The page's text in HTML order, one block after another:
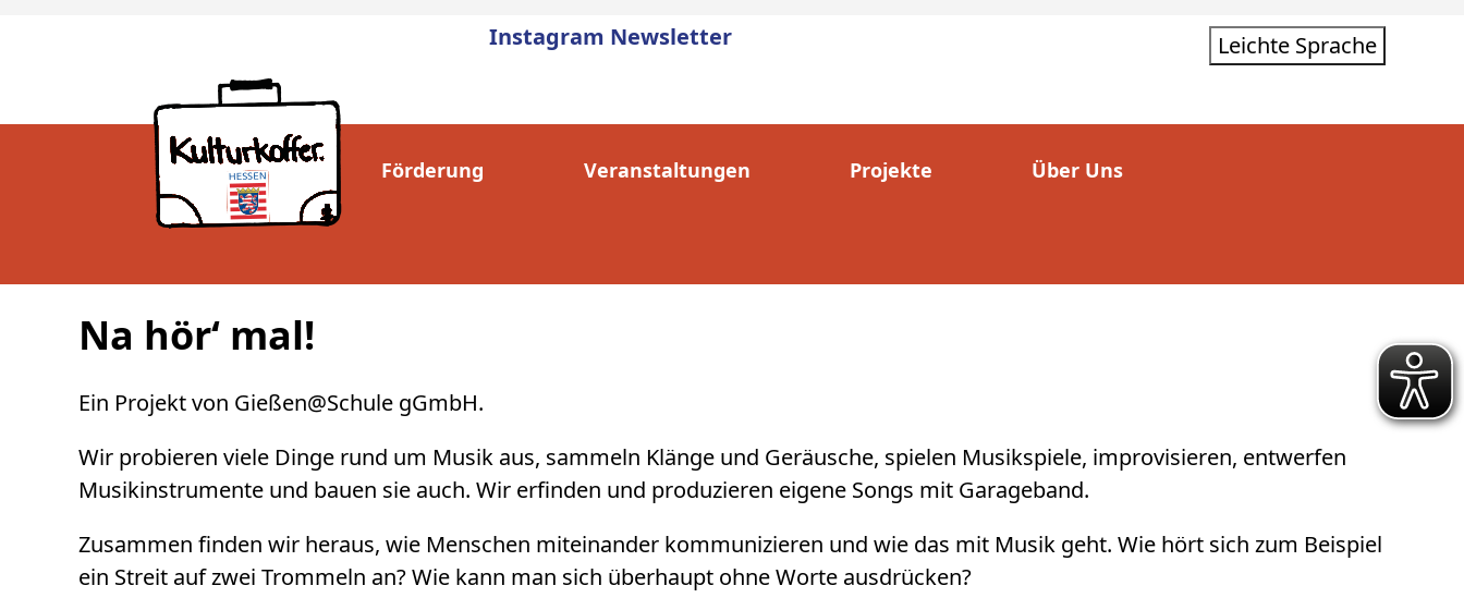
Instagram Newsletter Leichte Sprache
Förderung Veranstaltungen Projekte Über Uns
Na hör‘ mal!
Ein Projekt von Gießen@Schule gGmbH.
Wir probieren viele Dinge rund um Musik aus, sammeln Klänge und Geräusche, spielen Musikspiele, improvisieren, entwerfen
Musikinstrumente und bauen sie auch. Wir erfinden und produzieren eigene Songs mit Garageband.
Zusammen finden wir heraus, wie Menschen miteinander kommunizieren und wie das mit Musik geht. Wie hört sich zum Beispiel
ein Streit auf zwei Trommeln an? Wie kann man sich überhaupt ohne Worte ausdrücken?